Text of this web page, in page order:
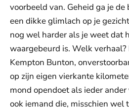
voorbeeld van. Geheid ga je
een dikke glimlach op je
nog wel harder als je weet dat
waargebeurd is. Welk verhaal?
Kempton Bunton,
op zijn eigen vierkante
mond opendoet als ieder
ook iemand die, misschien wel